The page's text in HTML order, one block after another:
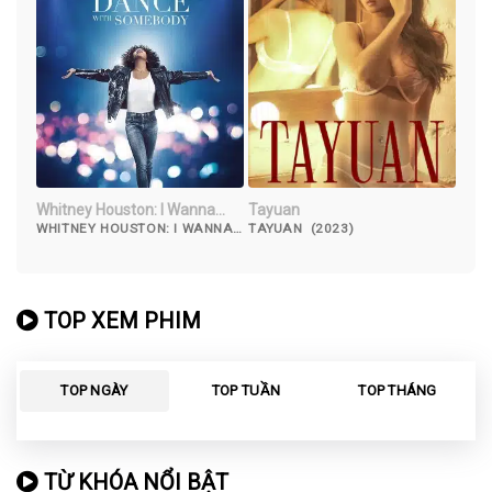
Whitney Houston: I Wanna
Dance with Somebody
WHITNEY HOUSTON: I WANNA
Tayuan
TAYUAN (2023)
TOP XEM PHIM
TOP NGÀY TOP TUẦN TOP THÁNG
TỪ KHÓA NỔI BẬT